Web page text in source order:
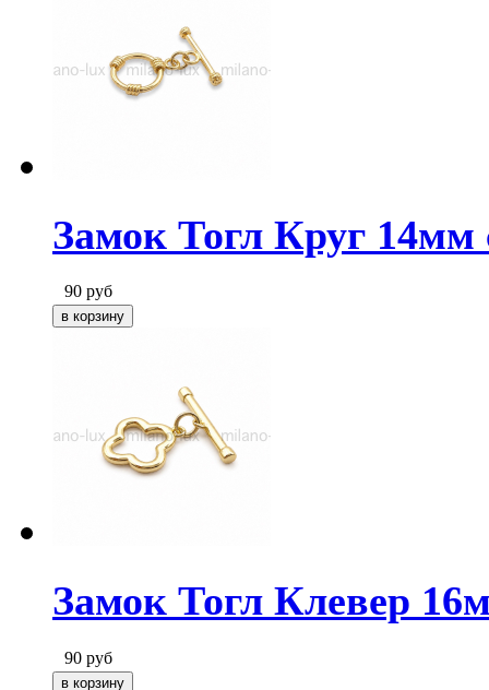
Замок Тогл Круг 14мм
90 руб
Замок Тогл Клевер
90 руб